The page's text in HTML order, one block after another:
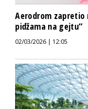
Aerodrom zapretio
pidžama na gejtu“
02/03/2026 | 12:05